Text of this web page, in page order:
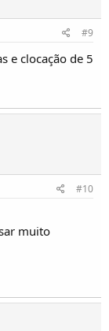
#9
e clocação de 5
#10
muito